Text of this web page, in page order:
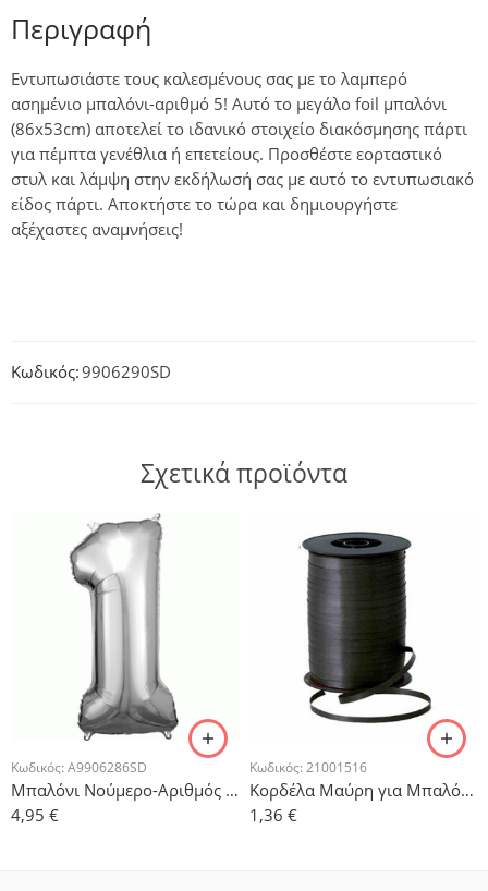
Περιγραφή
Εντυπωσιάστε τους καλεσμένους σας με το λαμπερό
ασημένιο μπαλόνι-αριθμό 5! Αυτό το μεγάλο foil μπαλόνι
(86x53cm) αποτελεί το ιδανικό στοιχείο διακόσμησης πάρτι
για πέμπτα γενέθλια ή επετείους. Προσθέστε εορταστικό
στυλ και λάμψη στην εκδήλωσή σας με αυτό το εντυπωσιακό
είδος πάρτι. Αποκτήστε το τώρα και δημιουργήστε
αξέχαστες αναμνήσεις!
Κωδικός:9906290SD
Σχετικά προϊόντα
Κωδικός: A9906286SD
Μπαλόνι Νούμερο-Αριθμός 1 Ασημί 86x33cm
4,95 €
Κωδικός: 21001516
Κορδέλα Μαύρη για Μπαλόνια 500μ
1,36 €